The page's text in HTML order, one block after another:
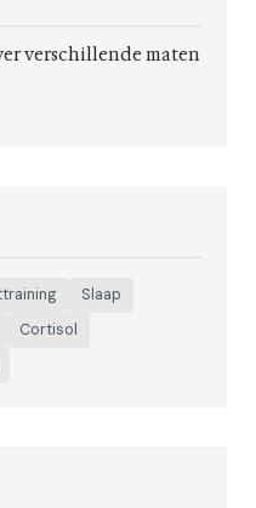
verschillende maten
Slaap
Cortisol